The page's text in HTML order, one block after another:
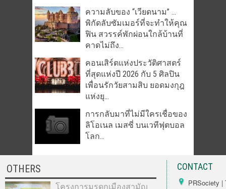
ความลับของ “เวียดนาม” …
พิกัดลับซัมเมอร์ที่จะทำให้คุณ
ฟิน สวรรค์พักผ่อนใกล้บ้านที่
คาดไม่ถึง...
คอนเสิร์ตแห่งประวัติศาสตร์
ที่สุดแห่งปี 2026 กับ 5 ศิลปิน
เพื่อนรักวัยสามสิบ ยอดมงกุฎ
แห่งยุ...
การกลับมาที่ไม่มีใครเชื่อของ
ลิโอเนล เมสซี่ บนเวทีฟุตบอล
โลก...
OTHERS
โครงการมรดกเมืองสามัญ
CONTACT
PRSociety |